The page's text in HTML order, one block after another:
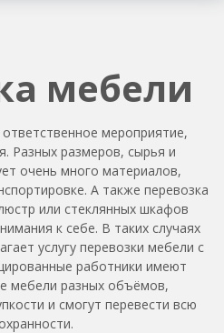
мебели
мероприятие,
Разных размеров, сырья и
очень много материалов,
А также перевозка
или стеклянных шкафов
к себе. В таких случаях
услугу перевозки мебели с
работники имеют
мебели разных объёмов,
и смогут перевести всю